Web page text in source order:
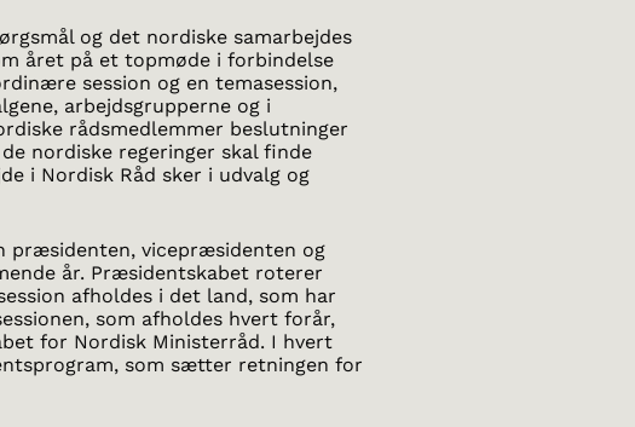
og det nordiske samarbejdes
året på et topmøde i forbindelse
session og en temasession,
arbejdsgrupperne og i
rådsmedlemmer beslutninger
nordiske regeringer skal finde
i Nordisk Råd sker i udvalg og
præsidenten, vicepræsidenten og
år. Præsidentskabet roterer
afholdes i det land, som har
som afholdes hvert forår,
for Nordisk Ministerråd. I hvert
som sætter retningen for